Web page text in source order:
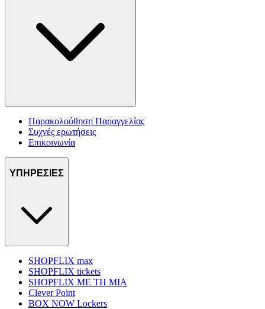
Παρακολούθηση Παραγγελίας
Συχνές ερωτήσεις
Επικοινωνία
ΥΠΗΡΕΣΙΕΣ
SHOPFLIX max
SHOPFLIX tickets
SHOPFLIX ΜΕ ΤΗ ΜΙΑ
Clever Point
BOX NOW Lockers